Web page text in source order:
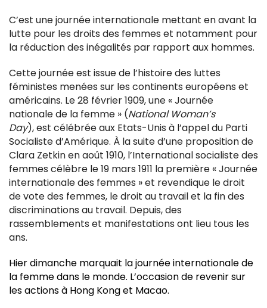
C’est une journée internationale mettant en avant la
lutte pour les droits des femmes et notamment pour
la réduction des inégalités par rapport aux hommes.
Cette journée est issue de l’histoire des luttes
féministes menées sur les continents européens et
américains. Le 28 février 1909, une « Journée
nationale de la femme » (National Woman’s
Day), est célébrée aux Etats-Unis à l’appel du Parti
Socialiste d’Amérique. À la suite d’une proposition de
Clara Zetkin en août 1910, l’International socialiste des
femmes célèbre le 19 mars 1911 la première « Journée
internationale des femmes » et revendique le droit
de vote des femmes, le droit au travail et la fin des
discriminations au travail. Depuis, des
rassemblements et manifestations ont lieu tous les
ans.
Hier dimanche marquait la journée internationale de
la femme dans le monde. L’occasion de revenir sur
les actions à Hong Kong et Macao.